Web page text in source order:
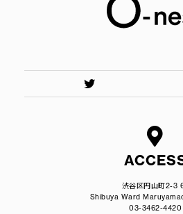
渋谷区円山町2-3
Shibuya Ward
03-3462-4420